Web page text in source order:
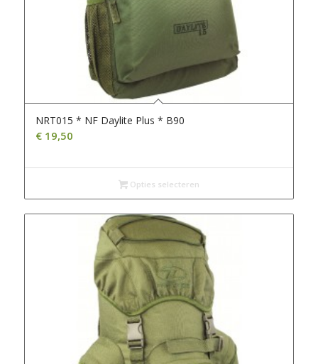
NRT015 * NF Daylite Plus * B90
€19,50
Opties selecteren